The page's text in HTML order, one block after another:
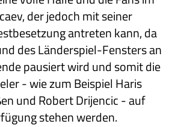
der jedoch mit seiner
antreten kann, da
des Länderspiel-Fensters an
pausiert wird und somit die
- wie zum Beispiel Haris
und Robert Drijencic - auf
stehen werden.